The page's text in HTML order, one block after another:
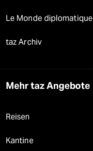
Le Monde diplomatique
taz Archiv
Mehr taz Angebote
Reisen
Kantine